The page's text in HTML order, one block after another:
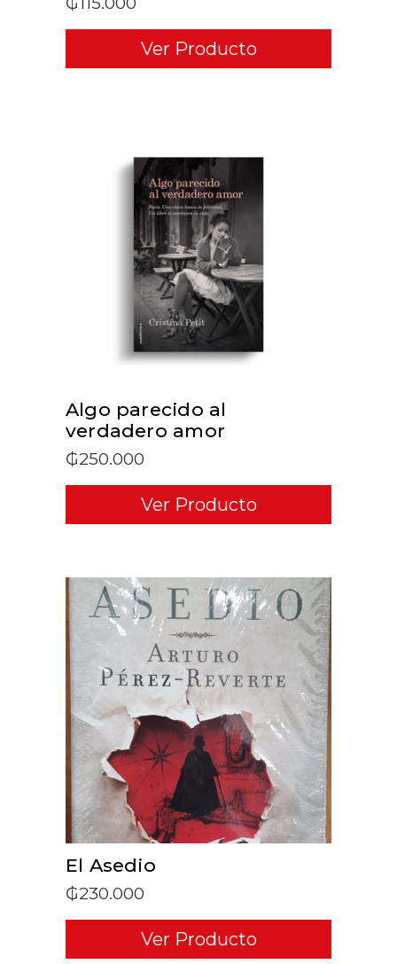
Ver Producto
ADD TO CART
Algo parecido al
verdadero amor
₲250.000
Ver Producto
ADD TO CART
El Asedio
₲230.000
Ver Producto